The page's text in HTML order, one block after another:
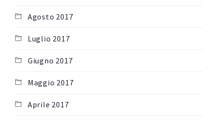
Agosto 2017
Luglio 2017
Giugno 2017
Maggio 2017
Aprile 2017